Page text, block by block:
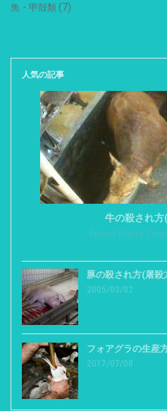
魚・甲殻類 (7)
人気の記事
牛の殺され方
Animal Rights
豚の殺され方(屠殺
2005/03/02
フォアグラの生産
2017/07/08